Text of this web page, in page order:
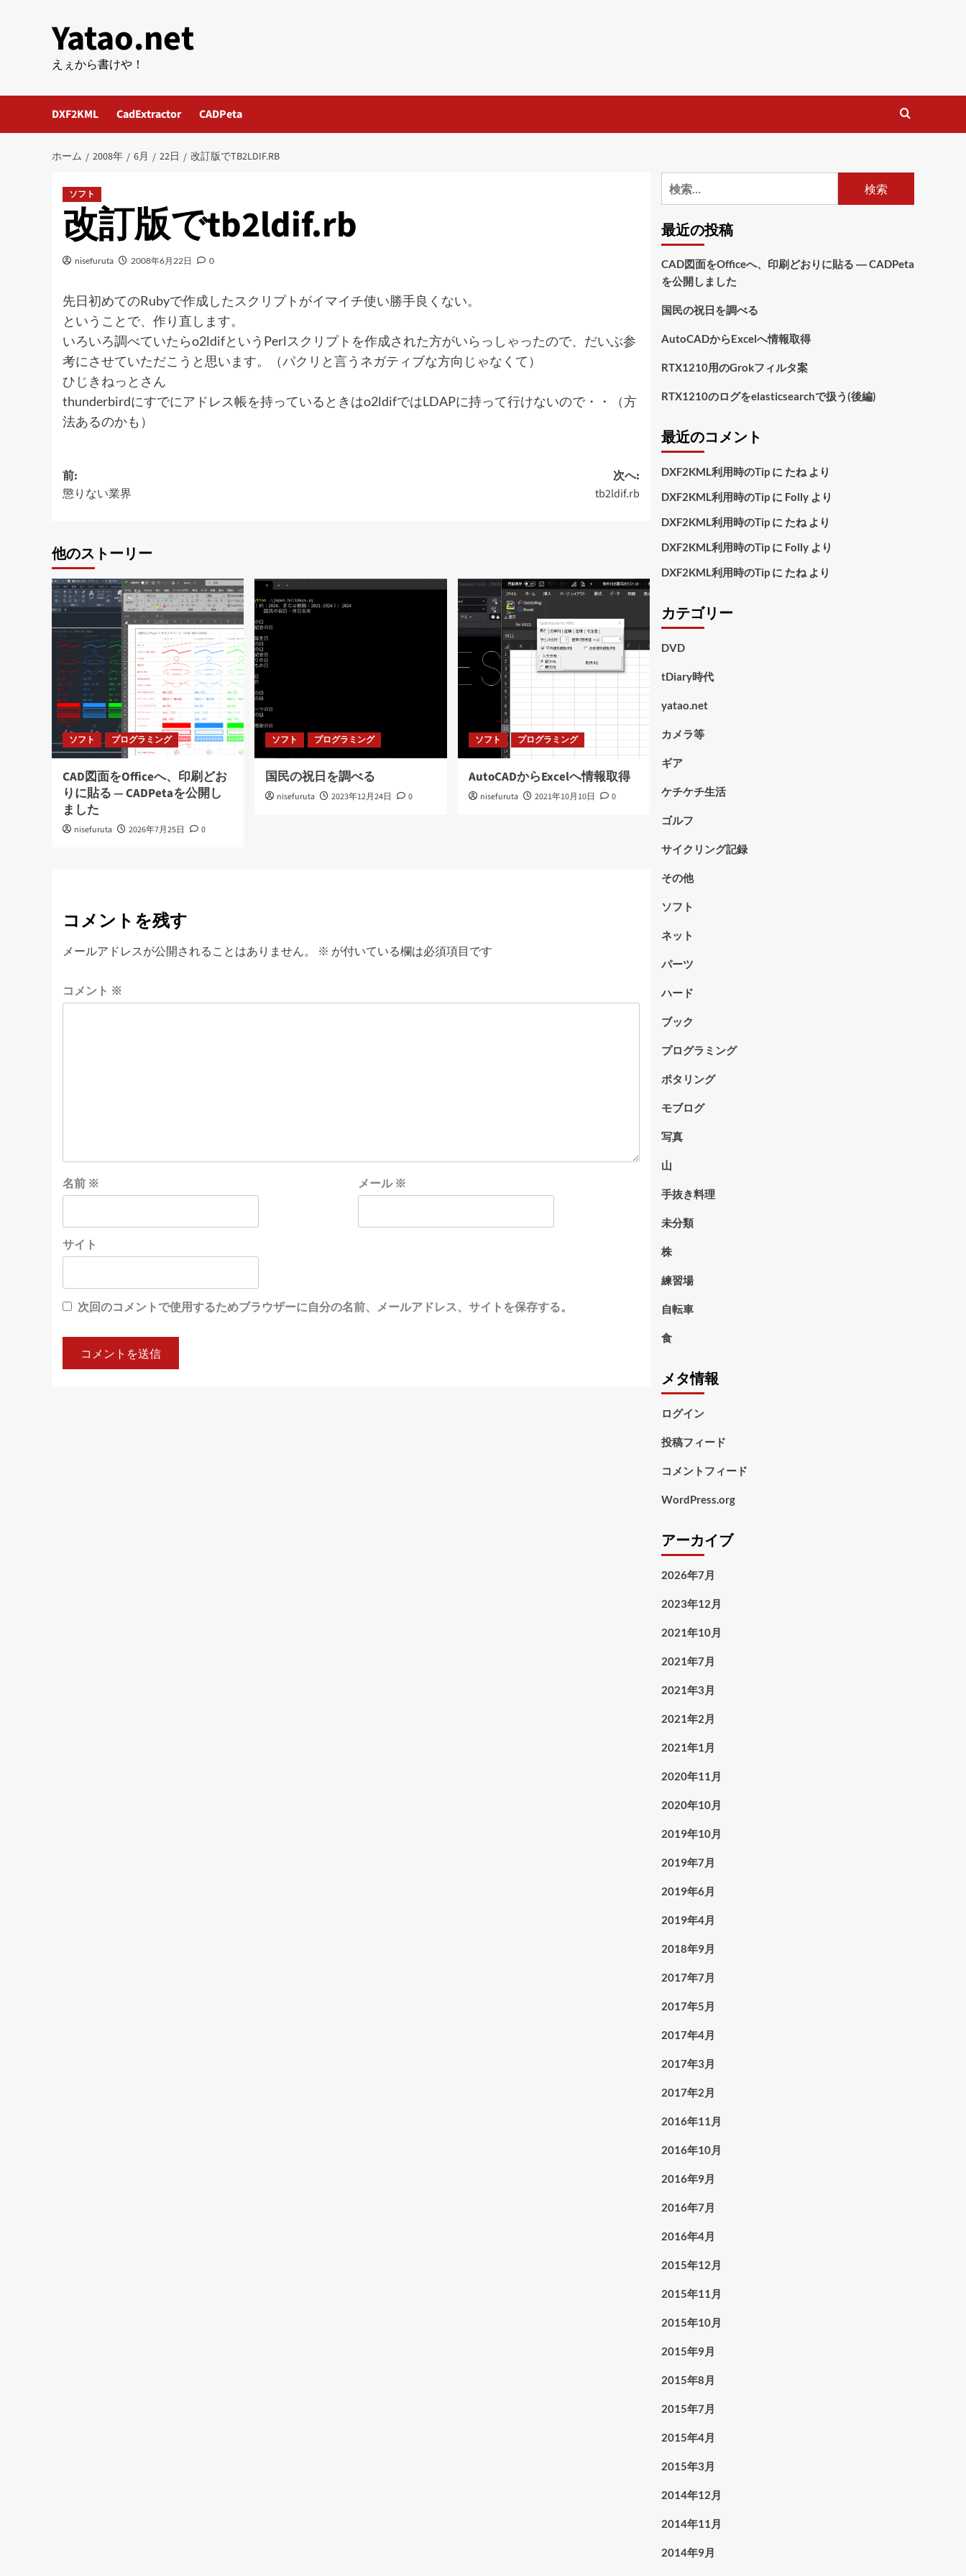
ッ
Yatao.net
えぇから書けや！
DXF2KML CadExtractor CADPeta
ホーム 2008年 6月 22日 改訂版でTB2LDIF.RB
ソフト
改訂版でtb2ldif.rb
nisefuruta 2008年6月22日 0
先日初めてのRubyで作成したスクリプトがイマイチ使い勝手良くない。
ということで、作り直します。
いろいろ調べていたらo2ldifというPerlスクリプトを作成された方がいらっしゃったので、だいぶ参
考にさせていただこうと思います。（パクリと言うネガティブな方向じゃなくて）
ひじきねっと さん
thunderbirdにすでにアドレス帳を持っているときはo2ldifではLDAPに持って行けないので・・（方
法あるのかも）
投
稿
ビ
ゲ
ー
シ
ョ
ン
前:
懲りない業界
次へ:
tb2ldif.rb
他のストーリー
ソフト プログラミング
CAD図面をOfficeへ、印刷どお
りに貼る ― CADPetaを公開し
ました
nisefuruta 2026年7月25日 0
ソフト プログラミング
国民の祝日を調べる
nisefuruta 2023年12月24日 0
ソフト プログラミング
AutoCADからExcelへ情報取得
nisefuruta 2021年10月10日 0
コメントを残す
メールアドレスが公開されることはありません。 ※ が付いている欄は必須項目です
コメント ※
名前 ※ メール ※
サイト
次回のコメントで使用するためブラウザーに自分の名前、メールアドレス、サイトを保存する。
検
索:
最近の投稿
CAD図面をOfficeへ、印刷どおりに貼る ― CADPeta
を公開しました
国民の祝日を調べる
AutoCADからExcelへ情報取得
RTX1210用のGrokフィルタ案
RTX1210のログをelasticsearchで扱う(後編)
最近のコメント
DXF2KML利用時のTipに たねより
DXF2KML利用時のTipに Follyより
DXF2KML利用時のTipに たねより
DXF2KML利用時のTipに Follyより
DXF2KML利用時のTipに たねより
カテゴリー
DVD
tDiary時代
yatao.net
カメラ等
ギア
ケチケチ生活
ゴルフ
サイクリング記録
その他
ソフト
ネット
パーツ
ハード
ブック
プログラミング
ポタリング
モブログ
写真
山
手抜き料理
未分類
株
練習場
自転車
食
メタ情報
ログイン
投稿フィード
コメントフィード
WordPress.org
アーカイブ
2026年7月
2023年12月
2021年10月
2021年7月
2021年3月
2021年2月
2021年1月
2020年11月
2020年10月
2019年10月
2019年7月
2019年6月
2019年4月
2018年9月
2017年7月
2017年5月
2017年4月
2017年3月
2017年2月
2016年11月
2016年10月
2016年9月
2016年7月
2016年4月
2015年12月
2015年11月
2015年10月
2015年9月
2015年8月
2015年7月
2015年4月
2015年3月
2014年12月
2014年11月
2014年9月